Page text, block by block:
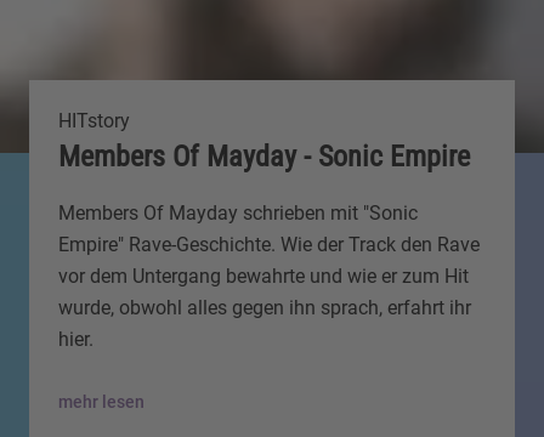
HITstory
Members Of Mayday - Sonic Empire
Members Of Mayday schrieben mit "Sonic
Empire" Rave-Geschichte. Wie der Track den Rave
vor dem Untergang bewahrte und wie er zum Hit
wurde, obwohl alles gegen ihn sprach, erfahrt ihr
hier.
mehr lesen